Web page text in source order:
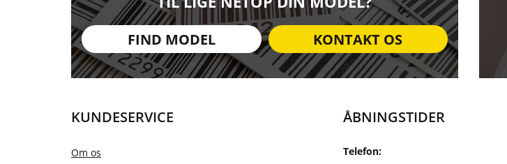
FIND MODEL KONTAKT OS
KUNDESERVICE
Om os
ÅBNINGSTIDER
Telefon: